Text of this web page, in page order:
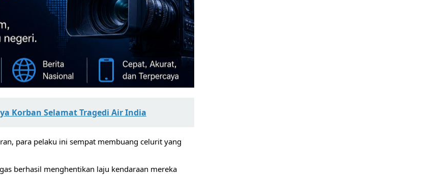
Korban Selamat Tragedi Air India
para pelaku ini sempat membuang celurit yang
berhasil menghentikan laju kendaraan mereka